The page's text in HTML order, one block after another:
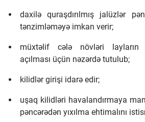
daxilə quraşdırılmış jalüzlər
tənzimləməyə imkan verir;
müxtəlif cələ növləri layların
açılması üçün nəzərdə tutulub;
kilidlər girişi idarə edir;
uşaq kilidləri havalandırmaya
pəncərədən yıxılma ehtimalını